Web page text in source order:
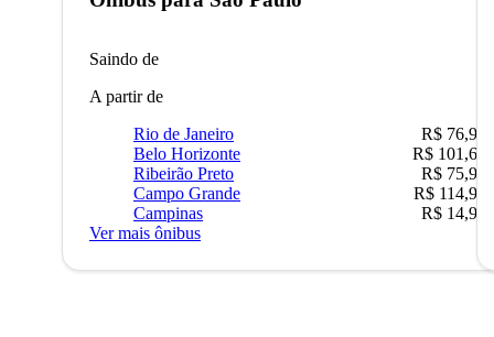
Saindo de
A partir de
Rio de Janeiro
R$ 76,90
Belo Horizonte
R$ 101,67
Ribeirão Preto
R$ 75,90
Campo Grande
R$ 114,90
Campinas
R$ 14,90
Ver mais ônibus